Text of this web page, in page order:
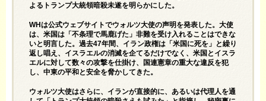
よるトランプ大統領暗殺未遂を明らかにした。
WHは公式ウェブサイトでウォルツ大使の声明を発表した。大使
は、米国は「不条理で馬鹿げた」非難を受け入れることはできな
いと明言した。過去47年間、イラン政権は「米国に死を」と繰り
返し唱え、イスラエルの消滅を企てるだけでなく、米国とイスラ
エルに対して数々の攻撃を仕掛け、国連憲章の重大な違反を犯
し、中東の平和と安全を脅かしてきた。
ウォルツ大使はさらに、イランが直接的に、あるいは代理人を通